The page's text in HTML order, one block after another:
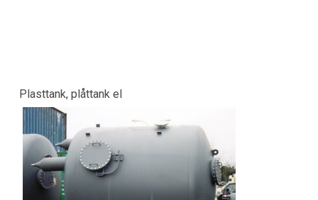
Plasttank, plåttank el